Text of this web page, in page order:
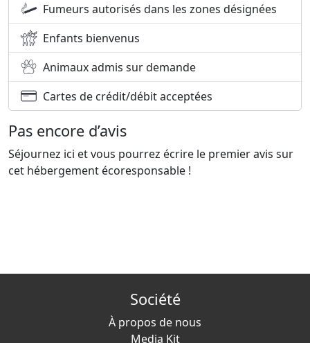
Juste la nature, la mer, une hospitalité authentique et le
luxe de la simplicité.
À la maison d'hôtes et retraites Peli Kastri, vous
découvrirez que le vrai luxe ne consiste pas à posséder
plus, mais à avoir besoin de moins, à respirer plus
profondément et à trouver de la joie dans les petites
Fumeurs autorisés dans les zones désignées
Enfants bienvenus
Animaux admis sur demande
Cartes de crédit/débit acceptées
Pas encore d’avis
Séjournez ici et vous pourrez écrire le premier avis sur
cet hébergement écoresponsable !
Société
À propos de nous
Media Kit